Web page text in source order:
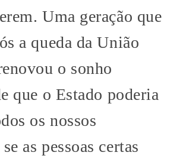
Uma geração que
a queda da União
o sonho
que o Estado poderia
os nossos
as pessoas certas